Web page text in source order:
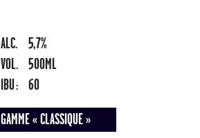
ALC.
5,7%
VOL.
500ML
IBU :
60
GAMME « CLASSIQUE »